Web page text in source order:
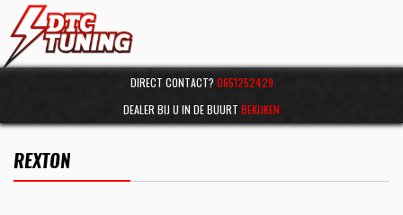
DIRECT CONTACT? 0651252429
DEALER BIJ U IN DE BUURT BEKIJKEN
REXTON